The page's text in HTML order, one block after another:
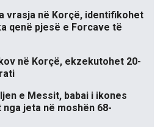
vrasja në Korçë, identifikohet
qenë pjesë e Forcave të
në Korçë, ekzekutohet 20-
e Messit, babai i ikones
jeta në moshën 68-